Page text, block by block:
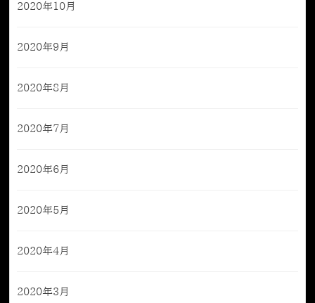
2020年10月
2020年9月
2020年8月
2020年7月
2020年6月
2020年5月
2020年4月
2020年3月